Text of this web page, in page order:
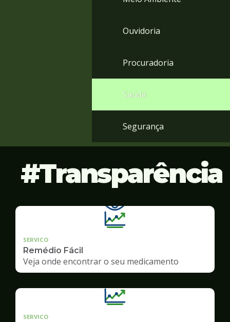
Ouvidoria
Procuradoria
Saúde
Segurança
Transparência
SERVICO
Remédio Fácil
Veja onde encontrar o seu medicamento
SERVICO